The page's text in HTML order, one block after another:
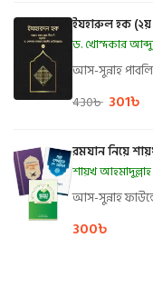
ইযহারুল হক (২য়
ড. খোন্দকার
আস-সুন্নাহ
430৳ 301৳
রমযান নিয়ে
শায়খ আহমাদুল্লাহ
আস-সুন্নাহ
300৳